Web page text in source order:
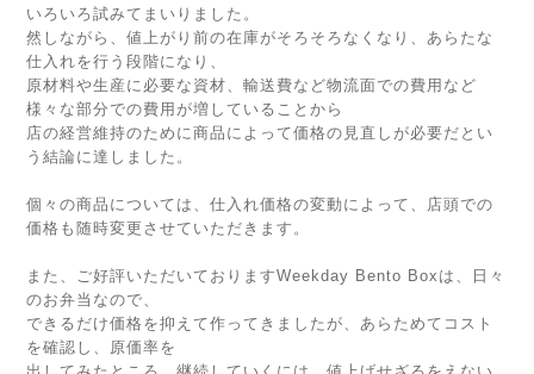
いろいろ試みてまいりました。
然しながら、値上がり前の在庫がそろそろなくなり、あらたな
仕入れを行う段階になり、
原材料や生産に必要な資材、輸送費など物流面での費用など
様々な部分での費用が増していることから
店の経営維持のために商品によって価格の見直しが必要だとい
う結論に達しました。
個々の商品については、仕入れ価格の変動によって、店頭での
価格も随時変更させていただきます。
また、ご好評いただいておりますWeekday Bento Boxは、日々
のお弁当なので、
できるだけ価格を抑えて作ってきましたが、あらためてコスト
を確認し、原価率を